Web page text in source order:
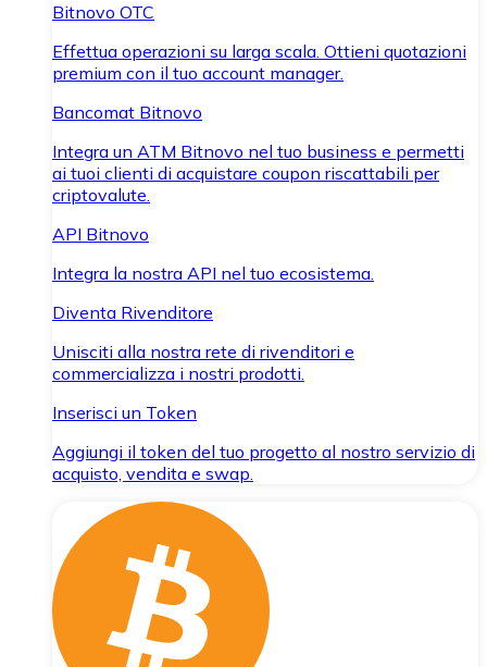
Bitnovo OTC
Effettua operazioni su larga scala. Ottieni quotazioni
premium con il tuo account manager.
Bancomat Bitnovo
Integra un ATM Bitnovo nel tuo business e permetti
ai tuoi clienti di acquistare coupon riscattabili per
criptovalute.
API Bitnovo
Integra la nostra API nel tuo ecosistema.
Diventa Rivenditore
Unisciti alla nostra rete di rivenditori e
commercializza i nostri prodotti.
Inserisci un Token
Aggiungi il token del tuo progetto al nostro servizio di
acquisto, vendita e swap.